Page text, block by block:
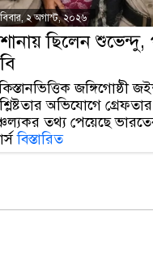
২ অগাস্ট, ২০২৬
ছিলেন শুভেন্দু,
জঙ্গিগোষ্ঠী
অভিযোগে
তথ্য পেয়েছে
বিস্তারিত